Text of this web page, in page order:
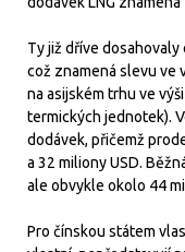
Ty již dříve
což znamená slevu ve
na asijském trhu ve
termických jednotek).
dodávek, přičemž
a 32 miliony USD.
ale obvykle okolo 44
Pro čínskou státem